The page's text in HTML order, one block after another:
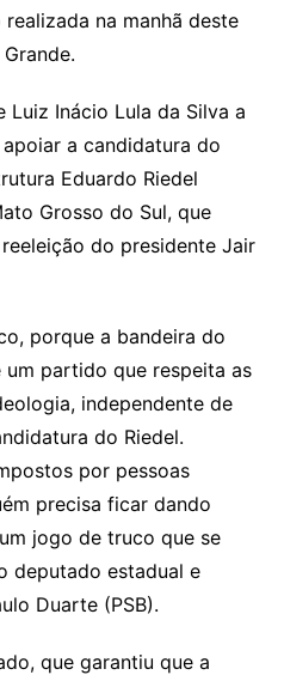
na manhã deste
Inácio Lula da Silva a
a candidatura do
Eduardo Riedel
Grosso do Sul, que
do presidente Jair
porque a bandeira do
um partido que respeita as
independente de
do Riedel.
por pessoas
precisa ficar dando
jogo de truco que se
deputado estadual e
Duarte (PSB).
que garantiu que a